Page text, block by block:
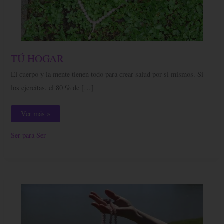
TÚ HOGAR
El cuerpo y la mente tienen todo para crear salud por si mismos. Si
los ejercitas, el 80 % de […]
TÚ
HOGAR
Ver más »
Ser para Ser